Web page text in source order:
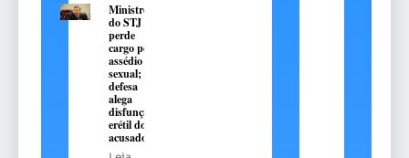
Ministro
do STJ
perde
cargo por
assédio
sexual;
defesa
alega
disfunção
erétil do
acusado